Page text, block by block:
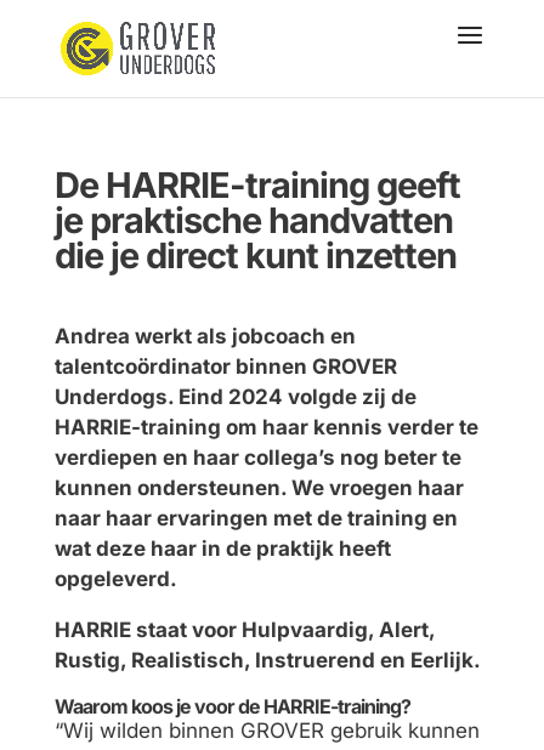
De HARRIE-training geeft
je praktische handvatten
die je direct kunt inzetten
Andrea werkt als jobcoach en
talentcoördinator binnen GROVER
Underdogs. Eind 2024 volgde zij de
HARRIE-training om haar kennis verder te
verdiepen en haar collega’s nog beter te
kunnen ondersteunen. We vroegen haar
naar haar ervaringen met de training en
wat deze haar in de praktijk heeft
opgeleverd.
HARRIE staat voor Hulpvaardig, Alert,
Rustig, Realistisch, Instruerend en Eerlijk.
Waarom koos je voor de HARRIE-training?
“Wij wilden binnen GROVER gebruik kunnen